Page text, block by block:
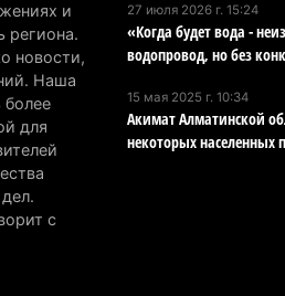
и
региона.
новости,
Наша
более
для
с
27 июля 2026 г. 15:24
«Когда будет вода -
водопровод, но без
15 мая 2025 г. 10:34
Акимат Алматинской
некоторых населенных